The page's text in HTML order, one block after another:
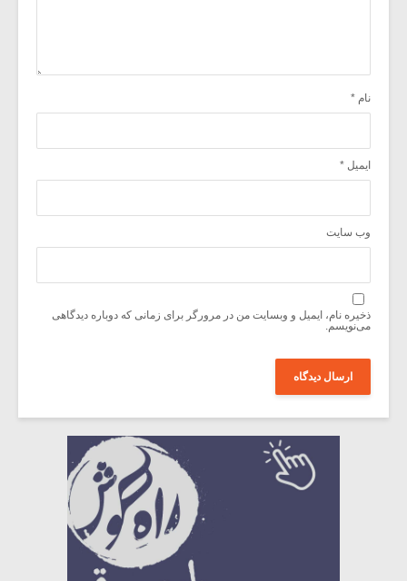
نام *
ایمیل *
وب‌ سایت
ذخیره نام، ایمیل و وبسایت من در مرورگر برای زمانی که دوباره دیدگاهی
می‌نویسم.